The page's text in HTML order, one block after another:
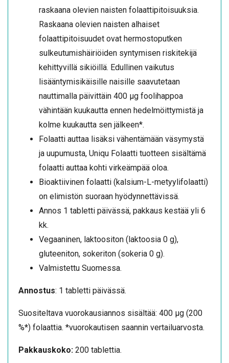
raskaana olevien naisten folaattipitoisuuksia.
Raskaana olevien naisten alhaiset
folaattipitoisuudet ovat hermostoputken
sulkeutumishäiriöiden syntymisen riskitekijä
kehittyvillä sikiöillä. Edullinen vaikutus
lisääntymisikäisille naisille saavutetaan
nauttimalla päivittäin 400 µg foolihappoa
vähintään kuukautta ennen hedelmöittymistä ja
kolme kuukautta sen jälkeen*.
Folaatti auttaa lisäksi vähentämään väsymystä
ja uupumusta, Uniqu Folaatti tuotteen sisältämä
folaatti auttaa kohti virkeämpää oloa.
Bioaktiivinen folaatti (kalsium-L-metyylifolaatti)
on elimistön suoraan hyödynnettävissä.
Annos 1 tabletti päivässä, pakkaus kestää yli 6
kk.
Vegaaninen, laktoositon (laktoosia 0 g),
gluteeniton, sokeriton (sokeria 0 g).
Valmistettu Suomessa.
Annostus: 1 tabletti päivässä.
Suositeltava vuorokausiannos sisältää: 400 µg (200
%*) folaattia. *vuorokautisen saannin vertailuarvosta.
Pakkauskoko: 200 tablettia.